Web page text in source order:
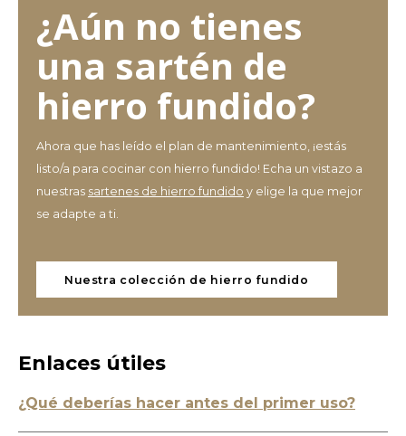
¿Aún no tienes
una sartén de
hierro fundido?
Ahora que has leído el plan de mantenimiento, ¡estás
listo/a para cocinar con hierro fundido! Echa un vistazo a
nuestras sartenes de hierro fundido y elige la que mejor
se adapte a ti.
Nuestra colección de hierro fundido
Enlaces útiles
¿Qué deberías hacer antes del primer uso?